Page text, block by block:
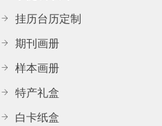
挂历台历定制
期刊画册
样本画册
特产礼盒
白卡纸盒